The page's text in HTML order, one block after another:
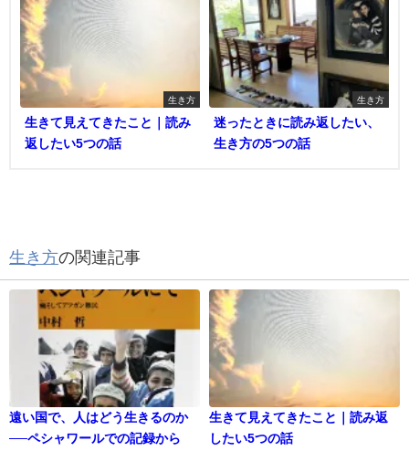
生き方
生きて見えてきたこと｜読み
返したい5つの話
生き方
迷ったときに読み返したい、
生き方の5つの話
生き方の関連記事
遠い国で、人はどう生きるのか
──ペシャワールでの記録から
生きて見えてきたこと｜読み返
したい5つの話